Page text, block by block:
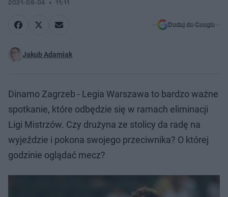
2021-08-04 11:11
Dodaj do Google
Jakub Adamiak
Dinamo Zagrzeb - Legia Warszawa to bardzo ważne
spotkanie, które odbędzie się w ramach eliminacji
Ligi Mistrzów. Czy drużyna ze stolicy da radę na
wyjeździe i pokona swojego przeciwnika? O której
godzinie oglądać mecz?